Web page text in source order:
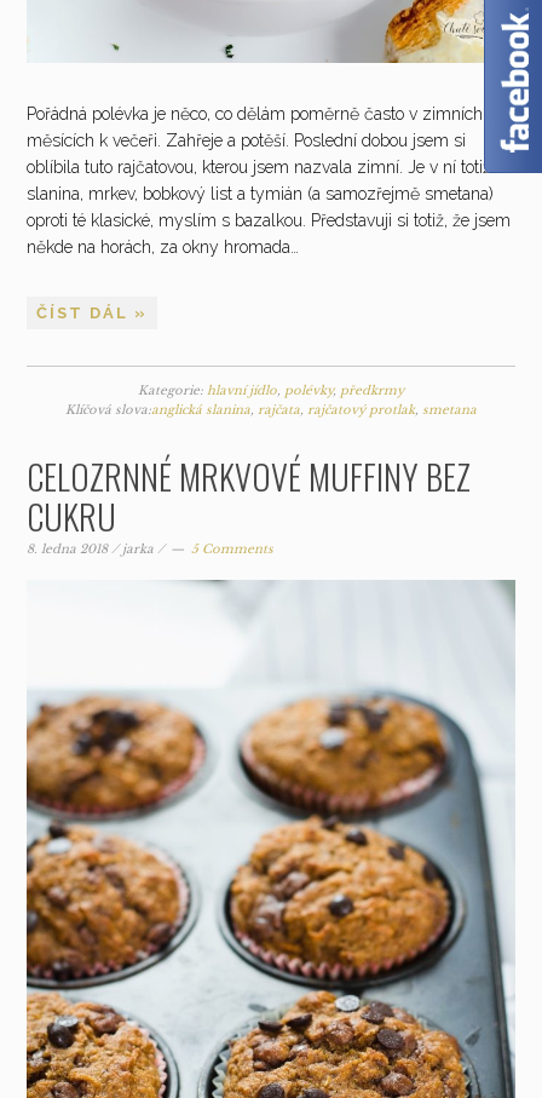
Pořádná polévka je něco, co dělám poměrně často v zimních
měsících k večeři. Zahřeje a potěší. Poslední dobou jsem si
oblíbila tuto rajčatovou, kterou jsem nazvala zimní. Je v ní totiž
slanina, mrkev, bobkový list a tymián (a samozřejmě smetana)
oproti té klasické, myslím s bazalkou. Představuji si totiž, že jsem
někde na horách, za okny hromada…
ČÍST DÁL »
Kategorie: hlavní jídlo, polévky, předkrmy
Klíčová slova:anglická slanina, rajčata, rajčatový protlak, smetana
CELOZRNNÉ MRKVOVÉ MUFFINY BEZ
CUKRU
8. ledna 2018/jarka / 5 Comments